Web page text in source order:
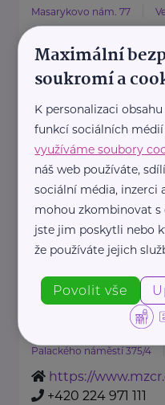
Masarykovo nám. 77
HARTMANN je
zdravotnické
hygienická řešení s
tradicí.
Zaměřuje ...
https://
+420 800 100 150
Ministerstvo
Palackého náměstí 375/4
https://
+420 224 971 111
Maximální
soukromí a
K personalizaci
funkcí sociálních
využíváme soubory
náš web používáte,
sociální média, inzerci
mohou zkombinovat
jste jim poskytli nebo
že používáte jejich
Povolit vše